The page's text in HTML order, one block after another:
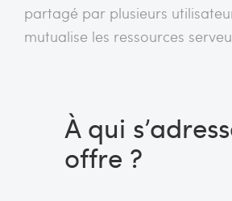
partagé par plusieurs
mutualise les ressources
À qui
offre ?